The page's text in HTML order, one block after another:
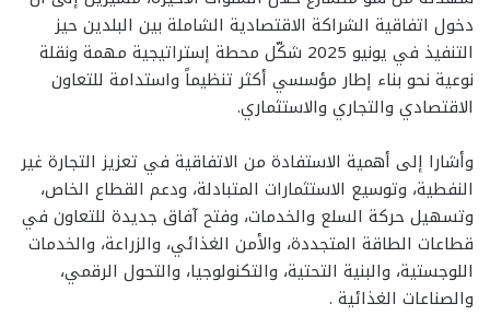
دخول اتفاقية الشراكة الاقتصادية الشاملة بين البلدين حيز
التنفيذ في يونيو 2025 شكّل محطة إستراتيجية مهمة ونقلة
نوعية نحو بناء إطار مؤسسي أكثر تنظيماً واستدامة للتعاون
الاقتصادي والتجاري والاستثماري.
وأشارا إلى أهمية الاستفادة من الاتفاقية في تعزيز التجارة غير
النفطية، وتوسيع الاستثمارات المتبادلة، ودعم القطاع الخاص،
وتسهيل حركة السلع والخدمات، وفتح آفاق جديدة للتعاون في
قطاعات الطاقة المتجددة، والأمن الغذائي، والزراعة، والخدمات
اللوجستية، والبنية التحتية، والتكنولوجيا، والتحول الرقمي،
والصناعات الغذائية .